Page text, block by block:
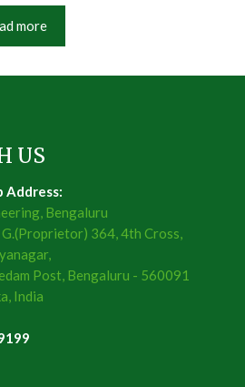
more
US
Address:
Bengaluru
G.(Proprietor) 364, 4th Cross,
Post, Bengaluru - 560091
India